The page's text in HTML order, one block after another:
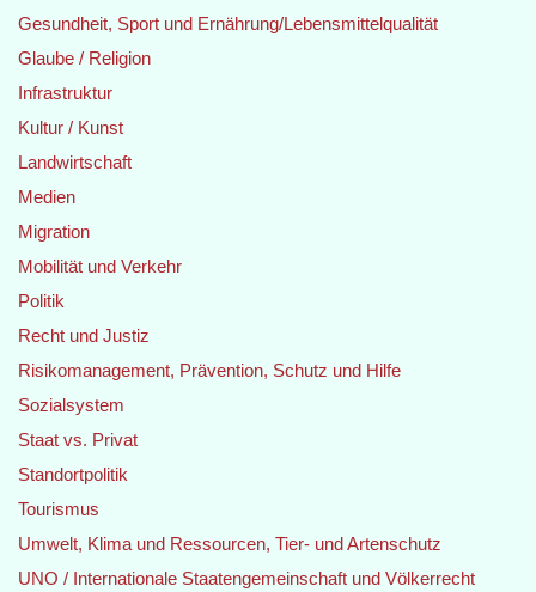
Gesundheit, Sport und Ernährung/Lebensmittelqualität
Glaube / Religion
Infrastruktur
Kultur / Kunst
Landwirtschaft
Medien
Migration
Mobilität und Verkehr
Politik
Recht und Justiz
Risikomanagement, Prävention, Schutz und Hilfe
Sozialsystem
Staat vs. Privat
Standortpolitik
Tourismus
Umwelt, Klima und Ressourcen, Tier- und Artenschutz
UNO / Internationale Staatengemeinschaft und Völkerrecht